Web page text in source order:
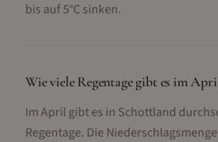
bis auf 5°C sinken.
Wie viele Regentage gibt es im
Im April gibt es in Schottland
Regentage. Die